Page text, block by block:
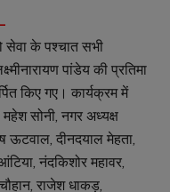
सेवा के पश्चात सभी
पांडेय की प्रतिमा
किए गए। कार्यक्रम में
महेश सोनी, नगर अध्यक्ष
ऊटवाल, दीनदयाल मेहता,
नंदकिशोर महावर,
चौहान, राजेश धाकड़,